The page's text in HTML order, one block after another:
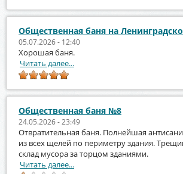
Общественная баня на
05.07.2026 - 12:40
Хорошая баня.
Читать далее...
Общественная баня №8
24.05.2026 - 23:49
Отвратительная баня. Полнейшая
из всех щелей по периметру здания.
склад мусора за торцом зданиями.
Читать далее...